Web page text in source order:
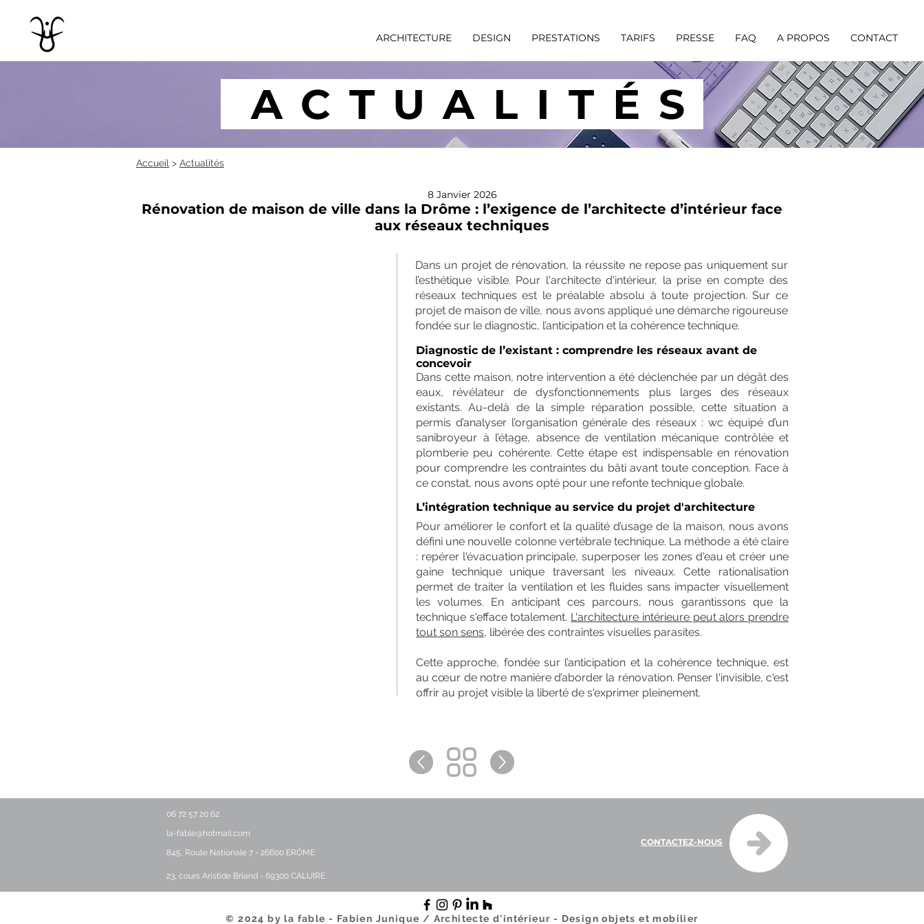
ARCHITECTURE DESIGN PRESTATIONS TARIFS PRESSE FAQ A PROPOS CONTACT
ACTUALITÉS
Accueil > Actualités
8 Janvier 2026
Rénovation de maison de ville dans la Drôme : l’exigence de l’architecte d’intérieur face
aux réseaux techniques
Dans un projet de rénovation, la réussite ne repose pas uniquement sur
l’esthétique visible. Pour l'architecte d'intérieur, la prise en compte des
réseaux techniques est le préalable absolu à toute projection. Sur ce
projet de maison de ville, nous avons appliqué une démarche rigoureuse
fondée sur le diagnostic, l’anticipation et la cohérence technique.
Diagnostic de l’existant : comprendre les réseaux avant de
concevoir
Dans cette maison, notre intervention a été déclenchée par un dégât des
eaux, révélateur de dysfonctionnements plus larges des réseaux
existants. Au-delà de la simple réparation possible, cette situation a
permis d’analyser l’organisation générale des réseaux : wc équipé d’un
sanibroyeur à l’étage, absence de ventilation mécanique contrôlée et
plomberie peu cohérente. Cette étape est indispensable en rénovation
pour comprendre les contraintes du bâti avant toute conception. Face à
ce constat, nous avons opté pour une refonte technique globale.
L’intégration technique au service du projet d'architecture
Pour améliorer le confort et la qualité d’usage de la maison, nous avons
défini une nouvelle colonne vertébrale technique. La méthode a été claire
: repérer l'évacuation principale, superposer les zones d'eau et créer une
gaine technique unique traversant les niveaux. Cette rationalisation
permet de traiter la ventilation et les fluides sans impacter visuellement
les volumes. En anticipant ces parcours, nous garantissons que la
technique s'efface totalement. L'architecture intérieure peut alors prendre
tout son sens, libérée des contraintes visuelles parasites.
Cette approche, fondée sur l’anticipation et la cohérence technique, est
au cœur de notre manière d’aborder la rénovation. Penser l'invisible, c'est
offrir au projet visible la liberté de s'exprimer pleinement.
06 72 57 20 62
la-fable@hotmail.com
845, Route Nationale 7 - 26600 ERÔME
23, cours Aristide Briand - 69300 CALUIRE
CONTACTEZ-NOUS
© 2024 by la fable - Fabien Junique / Architecte d'intérieur - Design objets et mobilier